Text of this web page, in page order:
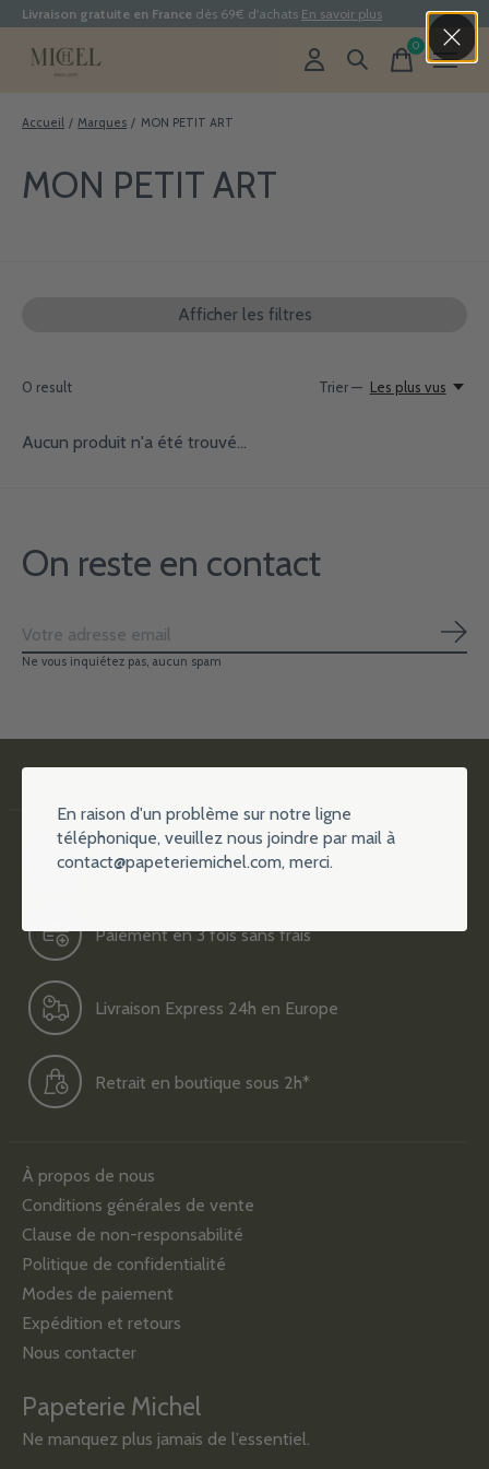
Livraison gratuite en France dès 69€ d'achats En savoir plus
0items
Accueil / Marques / MON PETIT ART
MON PETIT ART
Afficher les filtres
0 result Trier — Les plus vus
Aucun produit n'a été trouvé...
On reste en contact
Ne vous inquiétez pas, aucun spam
Plus de 15000 références
Paiement en 3 fois sans frais
Livraison Express 24h en Europe
Retrait en boutique sous 2h*
À propos de nous
Conditions générales de vente
Clause de non-responsabilité
Politique de confidentialité
Modes de paiement
Expédition et retours
Nous contacter
Papeterie Michel
Ne manquez plus jamais de l’essentiel.
En raison d'un problème sur notre ligne
téléphonique, veuillez nous joindre par mail à
contact@papeteriemichel.com, merci.